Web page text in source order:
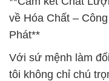
về Hóa Chất –
Phát**
Với sứ mệnh làm
tôi không chỉ chú